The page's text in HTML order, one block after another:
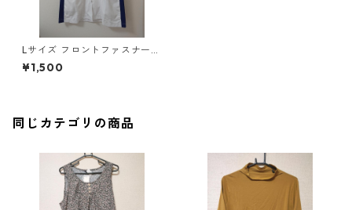
Lサイズ フロントファスナー
サイド配色 スクラブ ホワイト
×ブルー ◆KIY-1129◆
¥1,500
同じカテゴリの商品